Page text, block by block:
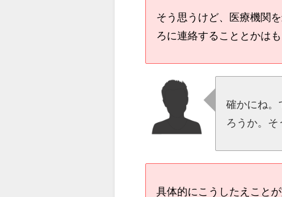
そう思うけど、医療機関
ろに連絡することとかは
確かにね。
ろうか。そ
具体的にこうしたえこと